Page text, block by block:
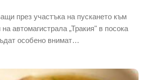
през участъка на пускането към
автомагистрала „Тракия" в посока
особено внимат…